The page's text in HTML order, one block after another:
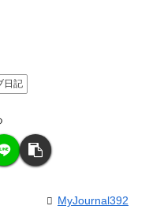
日記
MyJournal392